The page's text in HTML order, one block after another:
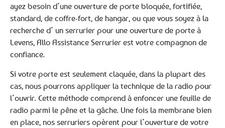
ayez besoin d’une ouverture de porte bloquée, fortifiée,
standard, de coffre-fort, de hangar, ou que vous soyez à la
recherche d’ un serrurier pour une ouverture de porte à
Levens, Allo Assistance Serrurier est votre compagnon de
confiance.
Si votre porte est seulement claquée, dans la plupart des
cas, nous pourrons appliquer la technique de la radio pour
l’ouvrir. Cette méthode comprend à enfoncer une feuille de
radio parmi le pêne et la gâche. Une fois la membrane bien
en place, nos serruriers opèrent pour l’ouverture de votre